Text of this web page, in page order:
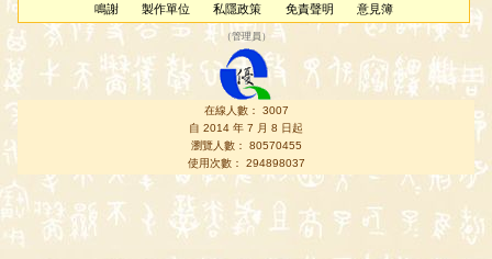
鳴謝
製作單位 私隱政策 免責聲明 意見簿
（管理員 ）
在線人數： 3007
自 2014 年 7 月 8 日起
瀏覽人數： 80570455
使用次數： 294898037